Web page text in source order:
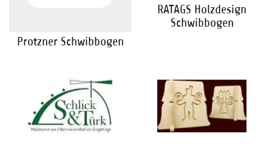
Protzner Schwibbogen
RATAGS Holzdesign
Schwibbogen